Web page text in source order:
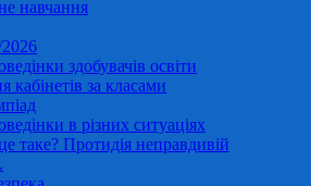
навчання
здобувачів освіти
кабінетів за класами
в різних ситуаціях
таке? Протидія неправдивій